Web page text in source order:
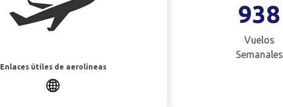
Enlaces útiles de aerolíneas
938
Vuelos
Semanales